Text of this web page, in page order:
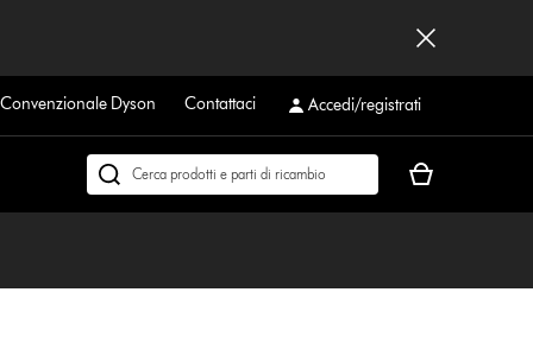
Dyson Contattaci Accedi/registrati
Cerca
Il